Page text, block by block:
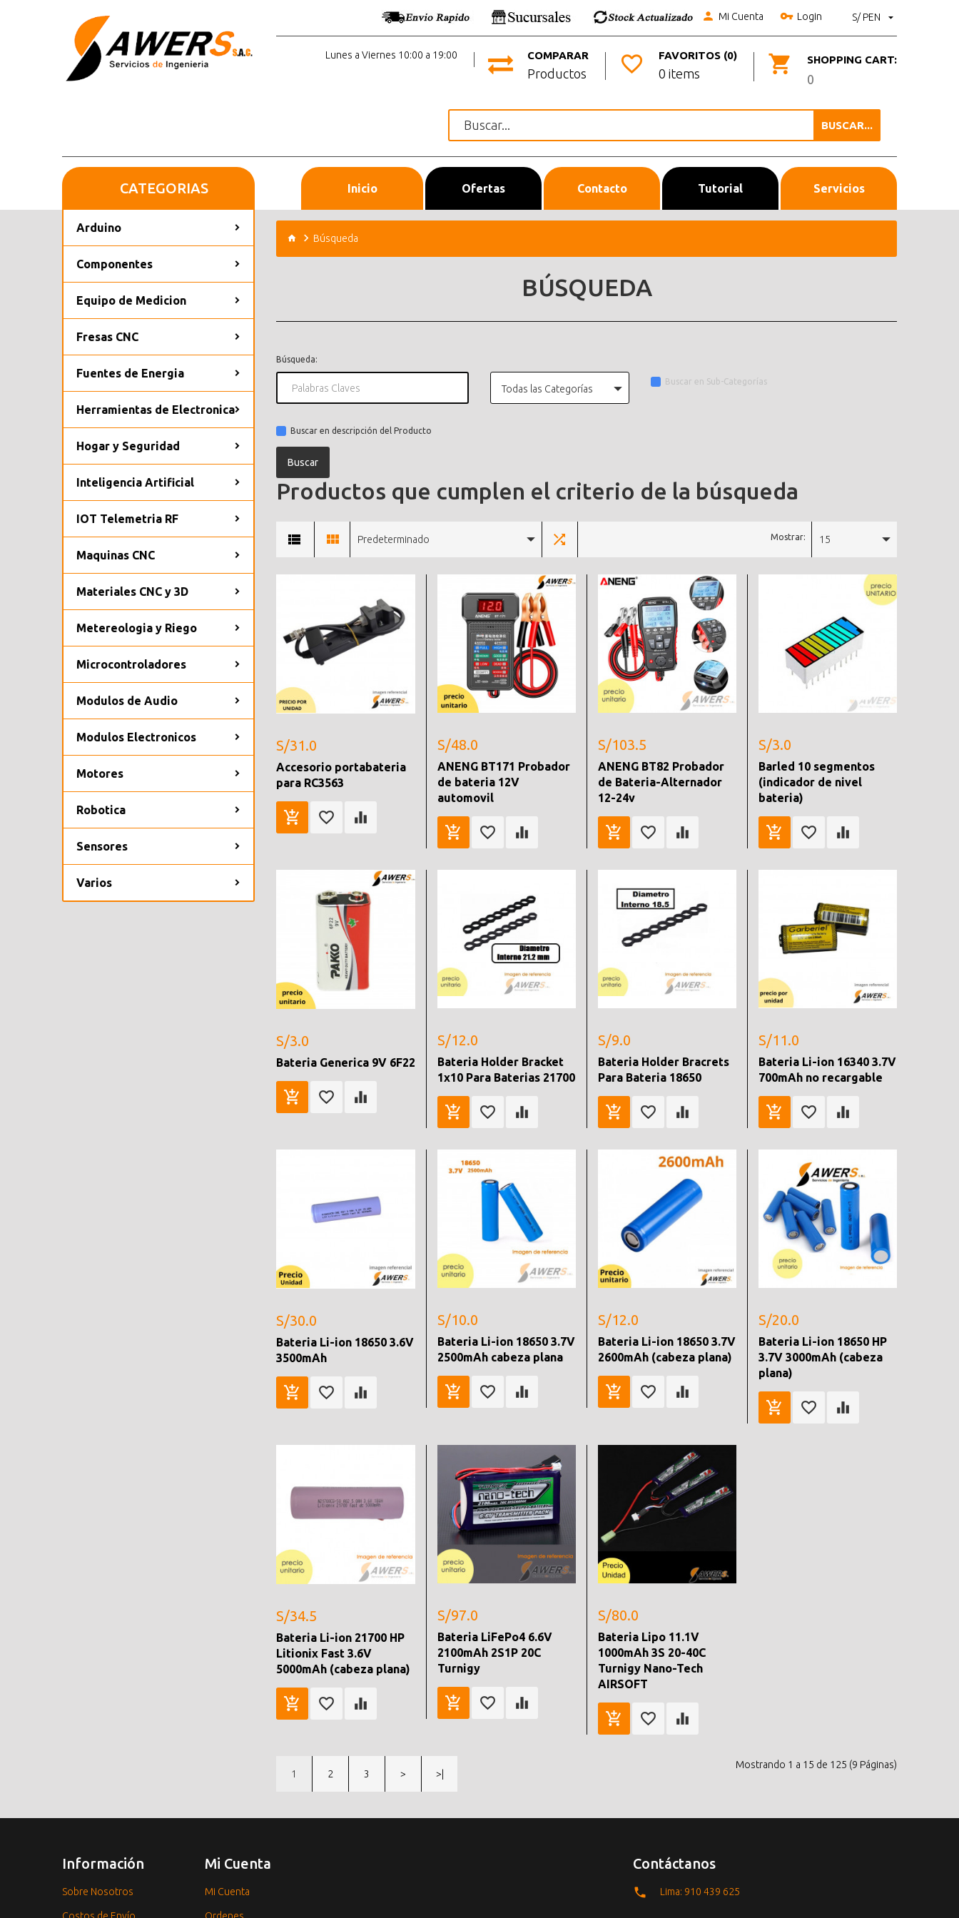
S/ PEN
Mi Cuenta Login
SHOPPING CART:
0
FAVORITOS (0)
0 items
COMPARAR
Productos
Lunes a Viernes 10:00 a 19:00
BUSCAR...
Inicio Ofertas Contacto Tutorial Servicios
CATEGORIAS
Arduino
Componentes
Equipo de Medicion
Fresas CNC
Fuentes de Energia
Herramientas de Electronica
Hogar y Seguridad
Inteligencia Artificial
IOT Telemetria RF
Maquinas CNC
Materiales CNC y 3D
Metereologia y Riego
Microcontroladores
Modulos de Audio
Modulos Electronicos
Motores
Robotica
Sensores
Varios
Búsqueda
BÚSQUEDA
Búsqueda:
Todas las Categorías
Buscar en Sub-Categorías
Buscar en descripción del Producto
Productos que cumplen el criterio de la búsqueda
Predeterminado Mostrar: 15
S/31.0
Accesorio portabateria
para RC3563
S/48.0
ANENG BT171 Probador
de bateria 12V
automovil
S/103.5
ANENG BT82 Probador
de Bateria-Alternador
12-24v
S/3.0
Barled 10 segmentos
(indicador de nivel
bateria)
S/3.0
Bateria Generica 9V 6F22
S/12.0
Bateria Holder Bracket
1x10 Para Baterias 21700
S/9.0
Bateria Holder Bracrets
Para Bateria 18650
S/11.0
Bateria Li-ion 16340 3.7V
700mAh no recargable
S/30.0
Bateria Li-ion 18650 3.6V
3500mAh
S/10.0
Bateria Li-ion 18650 3.7V
2500mAh cabeza plana
S/12.0
Bateria Li-ion 18650 3.7V
2600mAh (cabeza plana)
S/20.0
Bateria Li-ion 18650 HP
3.7V 3000mAh (cabeza
plana)
S/34.5
Bateria Li-ion 21700 HP
Litionix Fast 3.6V
5000mAh (cabeza plana)
S/97.0
Bateria LiFePo4 6.6V
2100mAh 2S1P 20C
Turnigy
S/80.0
Bateria Lipo 11.1V
1000mAh 3S 20-40C
Turnigy Nano-Tech
AIRSOFT
1 2 3 > >|
Mostrando 1 a 15 de 125 (9 Páginas)
Información
Sobre Nosotros
Costos de Envío
Mi Cuenta
Mi Cuenta
Ordenes
Contáctanos
Lima: 910 439 625